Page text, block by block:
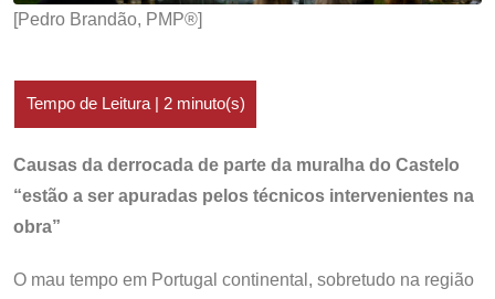
[Pedro Brandão, PMP®️]
Causas da derrocada de parte da muralha do Castelo
“estão a ser apuradas pelos técnicos intervenientes na
obra”
O mau tempo em Portugal continental, sobretudo na região